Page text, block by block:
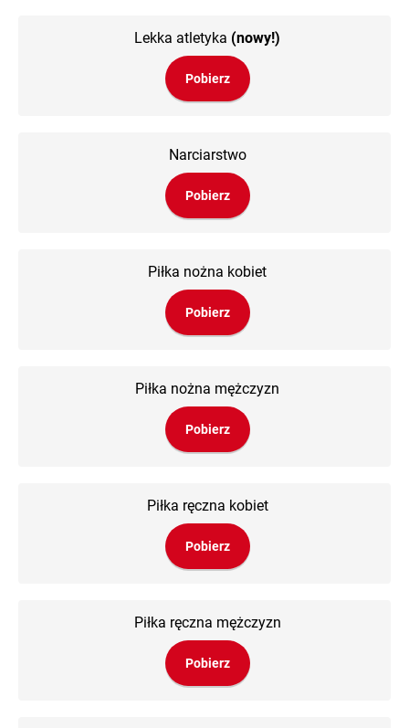
Lekka atletyka (nowy!)
Pobierz
Narciarstwo
Pobierz
Piłka nożna kobiet
Pobierz
Piłka nożna mężczyzn
Pobierz
Piłka ręczna kobiet
Pobierz
Piłka ręczna mężczyzn
Pobierz